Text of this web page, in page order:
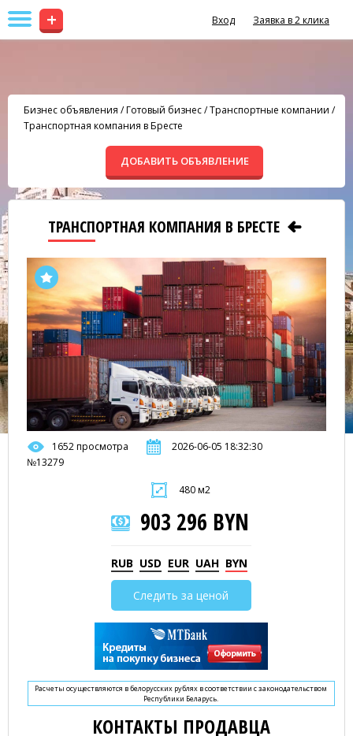
+ Вход Заявка в 2 клика
Бизнес объявления /Готовый бизнес/Транспортные компании /
Транспортная компания в Бресте
ДОБАВИТЬ ОБЪЯВЛЕНИЕ
ТРАНСПОРТНАЯ КОМПАНИЯ В БРЕСТЕ
1652 просмотра
2026-06-05 18:32:30
№13279
480 м2
903 296 BYN
RUB USD EUR UAH BYN
Следить за ценой
Расчеты осуществляются в белорусских рублях в соответствии с законодательством
Республики Беларусь.
КОНТАКТЫ ПРОДАВЦА